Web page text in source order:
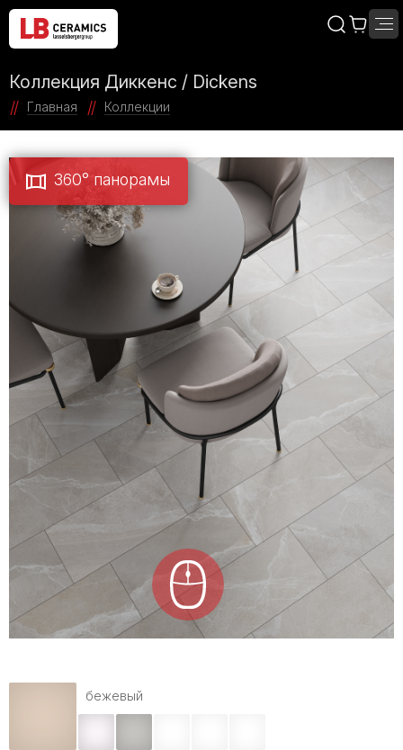
Коллекция Диккенс / Dickens
Главная Коллекции
360° панорамы
бежевый